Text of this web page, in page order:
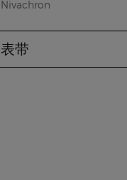
Nivachron
表带